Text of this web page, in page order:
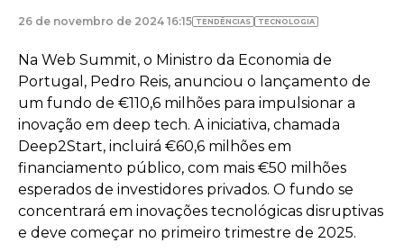
26 de novembro de 2024 16:15 TENDÊNCIAS TECNOLOGIA
Na Web Summit, o Ministro da Economia de
Portugal, Pedro Reis, anunciou o lançamento de
um fundo de €110,6 milhões para impulsionar a
inovação em deep tech. A iniciativa, chamada
Deep2Start, incluirá €60,6 milhões em
financiamento público, com mais €50 milhões
esperados de investidores privados. O fundo se
concentrará em inovações tecnológicas disruptivas
e deve começar no primeiro trimestre de 2025.